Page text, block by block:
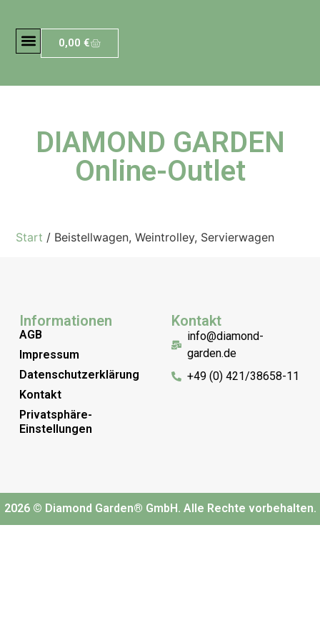
0,00€
DIAMOND GARDEN
Online-Outlet
Start / Beistellwagen, Weintrolley, Servierwagen
Informationen
AGB
Impressum
Datenschutzerklärung
Kontakt
Privatsphäre-
Einstellungen
Kontakt
info@diamond-
garden.de
+49 (0) 421/38658-11
2026 © Diamond Garden® GmbH. Alle Rechte vorbehalten.